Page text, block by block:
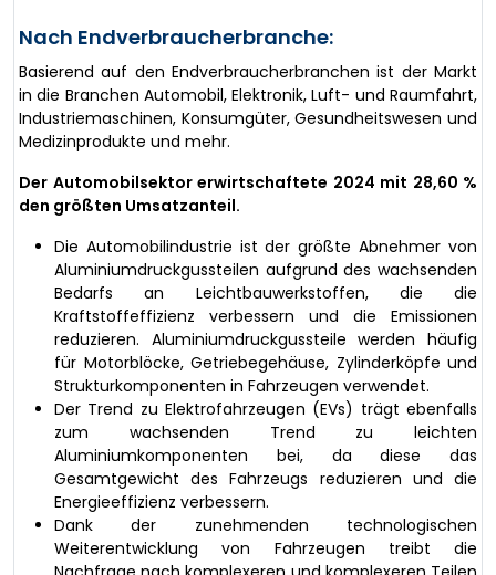
Nach Endverbraucherbranche:
Basierend auf den Endverbraucherbranchen ist der Markt
in die Branchen Automobil, Elektronik, Luft- und Raumfahrt,
Industriemaschinen, Konsumgüter, Gesundheitswesen und
Medizinprodukte und mehr.
Der Automobilsektor erwirtschaftete 2024 mit 28,60 %
den größten Umsatzanteil.
Die Automobilindustrie ist der größte Abnehmer von
Aluminiumdruckgussteilen aufgrund des wachsenden
Bedarfs an Leichtbauwerkstoffen, die die
Kraftstoffeffizienz verbessern und die Emissionen
reduzieren. Aluminiumdruckgussteile werden häufig
für Motorblöcke, Getriebegehäuse, Zylinderköpfe und
Strukturkomponenten in Fahrzeugen verwendet.
Der Trend zu Elektrofahrzeugen (EVs) trägt ebenfalls
zum wachsenden Trend zu leichten
Aluminiumkomponenten bei, da diese das
Gesamtgewicht des Fahrzeugs reduzieren und die
Energieeffizienz verbessern.
Dank der zunehmenden technologischen
Weiterentwicklung von Fahrzeugen treibt die